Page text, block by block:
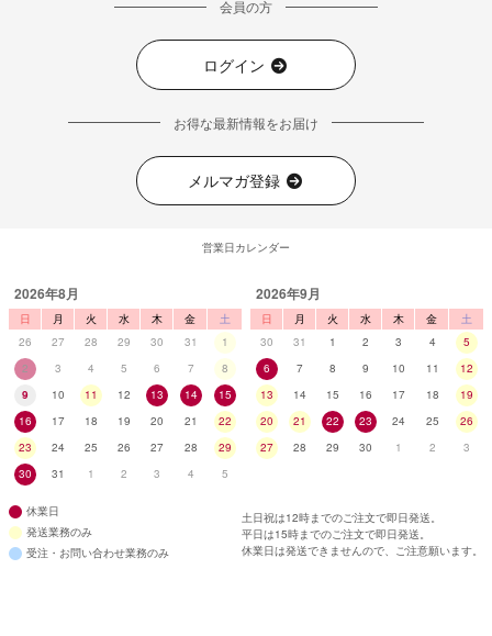
会員の方
ログイン
お得な最新情報をお届け
メルマガ登録
営業日カレンダー
2026年8月
日 月 火 水 木 金
土
26
27 28 29 30 31
1
2
3 4 5 6 7
8
9
10 11 12 13 14
15
16
17 18 19 20 21
22
23
24 25 26 27 28
29
30
31 1 2 3 4 5
2026年9月
日 月 火 水 木 金
土
30
31 1 2 3 4
5
6
7 8 9 10 11
12
13
14 15 16 17 18
19
20
21 22 23 24 25
26
27
28 29 30 1 2 3
休業日
発送業務のみ
受注・お問い合わせ業務のみ
土日祝は12時までのご注文で即日発送。
平日は15時までのご注文で即日発送。
休業日は発送できませんので、ご注意願います。